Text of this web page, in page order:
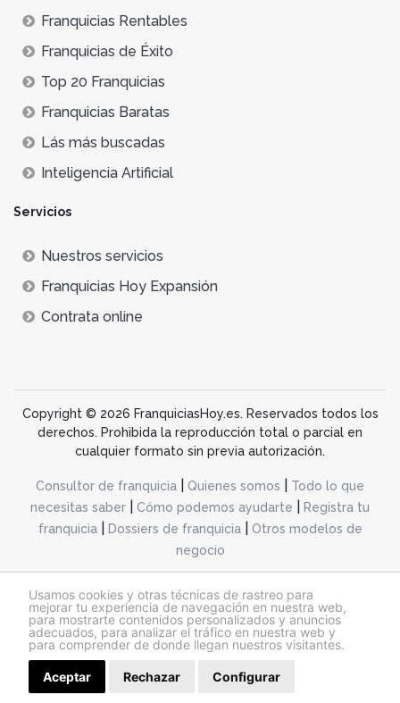
Usamos cookies y otras técnicas de rastreo para
mejorar tu experiencia de navegación en nuestra web,
para mostrarte contenidos personalizados y anuncios
adecuados, para analizar el tráfico en nuestra web y
para comprender de donde llegan nuestros visitantes.
Aceptar Rechazar Configurar
Franquicias Rentables
Franquicias de Éxito
Top 20 Franquicias
Franquicias Baratas
Lás más buscadas
Inteligencia Artificial
Servicios
Nuestros servicios
Franquicias Hoy Expansión
Contrata online
Copyright © 2026 FranquiciasHoy.es. Reservados todos los
derechos. Prohibida la reproducción total o parcial en
cualquier formato sin previa autorización.
Consultor de franquicia Quienes somos
Todo lo que
necesitas saber
Cómo podemos ayudarte
Registra tu
franquicia| Dossiers de franquicia|
Otros modelos de
negocio
@franquiciashoy.es |Aviso legal| Política de cookies|Política de privacidad